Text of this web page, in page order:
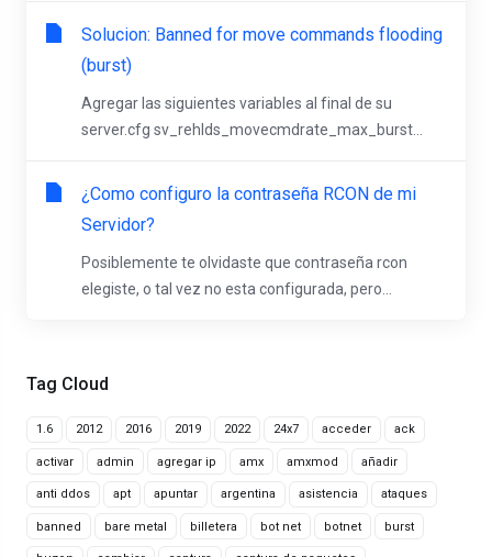
Tag Cloud
1.6 2012 2016 2019 2022 24x7 acceder ack
activar admin agregar ip amx amxmod añadir
anti ddos apt apuntar argentina asistencia ataques
banned bare metal billetera bot net botnet burst
Solucion: Banned for move commands flooding
(burst)
Agregar las siguientes variables al final de su
server.cfg sv_rehlds_movecmdrate_max_burst...
¿Como configuro la contraseña RCON de mi
Servidor?
Posiblemente te olvidaste que contraseña rcon
elegiste, o tal vez no esta configurada, pero...